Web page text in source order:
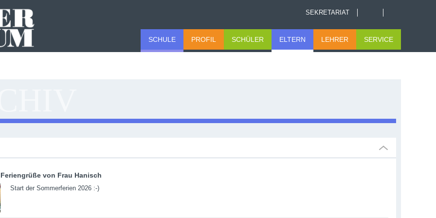
SEKRETARIAT
SCHULE PROFIL SCHÜLER ELTERN LEHRER SERVICE
Feriengrüße von Frau Hanisch
Start der Sommerferien 2026 :-)